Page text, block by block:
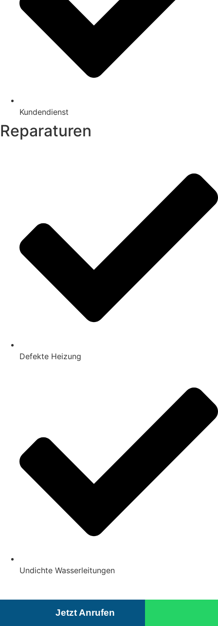
Kundendienst
Reparaturen
Defekte Heizung
Undichte Wasserleitungen
Jetzt Anrufen